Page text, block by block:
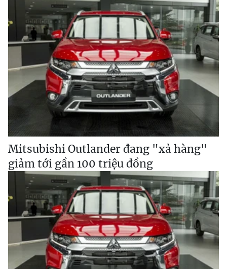
Mitsubishi Outlander đang "xả hàng"
giảm tới gần 100 triệu đồng